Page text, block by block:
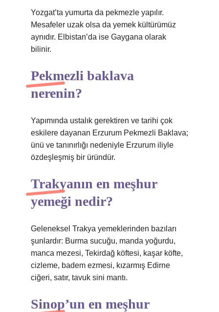
Yozgat’ta yumurta da pekmezle yapılır.
Mesafeler uzak olsa da yemek kültürümüz
aynıdır. Elbistan’da ise Gaygana olarak
bilinir.
Pekmezli baklava
nerenin?
Yapımında ustalık gerektiren ve tarihi çok
eskilere dayanan Erzurum Pekmezli Baklava;
ünü ve tanınırlığı nedeniyle Erzurum iliyle
özdeşleşmiş bir üründür.
Trakyanın en meşhur
yemeği nedir?
Geleneksel Trakya yemeklerinden bazıları
şunlardır: Burma sucuğu, manda yoğurdu,
manca mezesi, Tekirdağ köftesi, kaşar köfte,
cizleme, badem ezmesi, kızarmış Edirne
ciğeri, satır, tavuk sini mantı.
Sinop’un en meşhur